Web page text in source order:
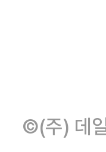
©(주) 데